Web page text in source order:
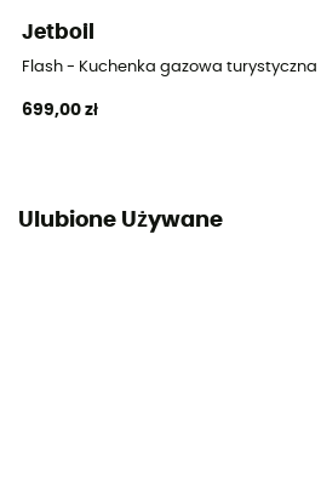
Jetboil
Flash - Kuchenka gazowa turystyczna
699,00 zł
Ulubione Używane